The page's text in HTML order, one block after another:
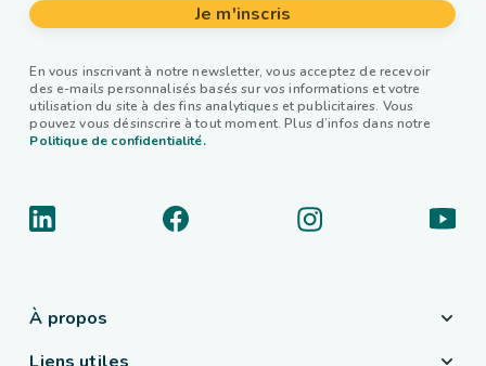
Je m'inscris
En vous inscrivant à notre newsletter, vous acceptez de recevoir
des e-mails personnalisés basés sur vos informations et votre
utilisation du site à des fins analytiques et publicitaires. Vous
pouvez vous désinscrire à tout moment. Plus d’infos dans notre
Politique de confidentialité.
À propos